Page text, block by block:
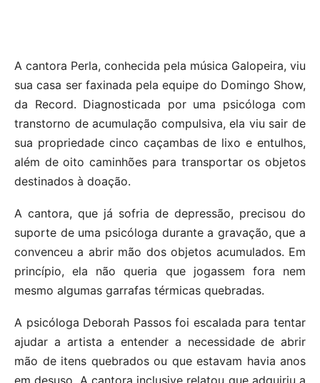
A cantora Perla, conhecida pela música Galopeira, viu
sua casa ser faxinada pela equipe do Domingo Show,
da Record. Diagnosticada por uma psicóloga com
transtorno de acumulação compulsiva, ela viu sair de
sua propriedade cinco caçambas de lixo e entulhos,
além de oito caminhões para transportar os objetos
destinados à doação.
A cantora, que já sofria de depressão, precisou do
suporte de uma psicóloga durante a gravação, que a
convenceu a abrir mão dos objetos acumulados. Em
princípio, ela não queria que jogassem fora nem
mesmo algumas garrafas térmicas quebradas.
A psicóloga Deborah Passos foi escalada para tentar
ajudar a artista a entender a necessidade de abrir
mão de itens quebrados ou que estavam havia anos
em desuso. A cantora inclusive relatou que adquiriu a